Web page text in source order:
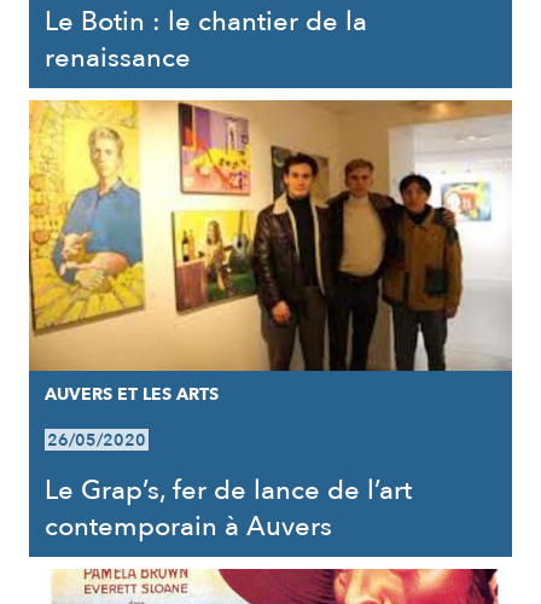
Le Botin : le chantier de la
renaissance
AUVERS ET LES ARTS
26/05/2020
Le Grap’s, fer de lance de l’art
contemporain à Auvers